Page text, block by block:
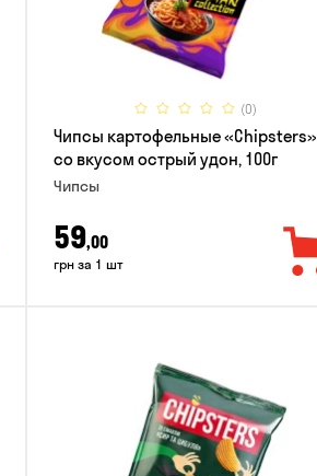
(0)
Чипсы картофельные «Chipsters»
со вкусом острый удон, 100г
Чипсы
59,00
грн за 1 шт